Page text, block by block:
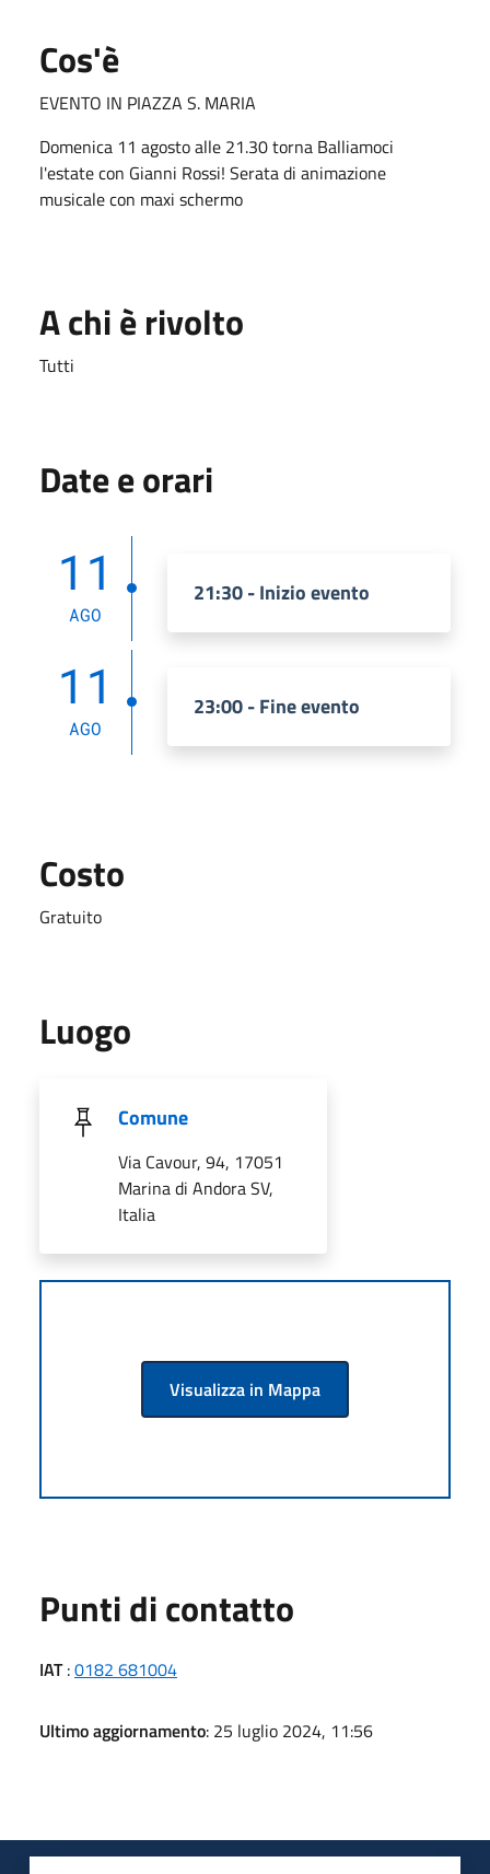
Cos'è
EVENTO IN PIAZZA S. MARIA
Domenica 11 agosto alle 21.30 torna Balliamoci
l'estate con Gianni Rossi! Serata di animazione
musicale con maxi schermo
A chi è rivolto
Tutti
Date e orari
11
AGO
21:30 - Inizio evento
11
AGO
23:00 - Fine evento
Costo
Gratuito
Luogo
Comune
Via Cavour, 94, 17051
Marina di Andora SV,
Italia
Visualizza in Mappa
Punti di contatto
IAT:0182 681004
Ultimo aggiornamento: 25 luglio 2024, 11:56